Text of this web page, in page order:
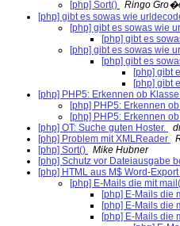
[php] Sort()
Ringo
[php] gibt es sowas wie
[php] gibt es sowas wie
[php] gibt es
[php] gibt es sowas wie
[php] gibt es
[php] gibt
[php] gibt
[php] PHP5: Erkennen ob
[php] PHP5: Erkennen
[php] PHP5: Erkennen
[php] OT: Suche guten Hoster.
[php] Problem mit XMLReader
[php] Sort()
Mike Hubner
[php] Schutz vor Dateiausgabe
[php] HTML aus M$ Word-
[php] E-Mails die mit
[php] E-Mails die
[php] E-Mails die
[php] E-Mails die